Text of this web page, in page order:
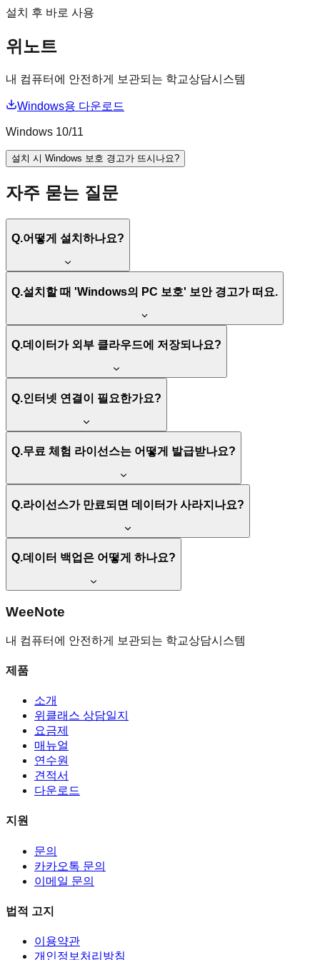
설치 후 바로 사용
위노트
내 컴퓨터에 안전하게 보관되는 학교상담시스템
Windows용 다운로드
Windows 10/11
설치 시 Windows 보호 경고가 뜨시나요?
자주 묻는 질문
Q.어떻게 설치하나요?
Q.설치할 때 'Windows의 PC 보호' 보안 경고가 떠요.
Q.데이터가 외부 클라우드에 저장되나요?
Q.인터넷 연결이 필요한가요?
Q.무료 체험 라이선스는 어떻게 발급받나요?
Q.라이선스가 만료되면 데이터가 사라지나요?
Q.데이터 백업은 어떻게 하나요?
WeeNote
내 컴퓨터에 안전하게 보관되는 학교상담시스템
제품
소개
위클래스 상담일지
요금제
매뉴얼
연수원
견적서
다운로드
지원
문의
카카오톡 문의
이메일 문의
법적 고지
이용약관
개인정보처리방침